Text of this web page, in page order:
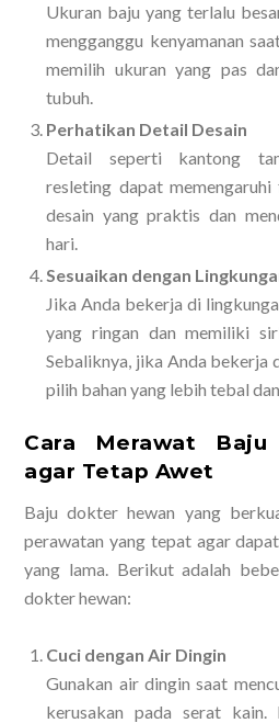
Ukuran baju yang terlalu
mengganggu kenyamanan
memilih ukuran yang pas
tubuh.
Perhatikan Detail Desain
Detail seperti kantong
resleting dapat
desain yang praktis dan
hari.
Sesuaikan dengan
Jika Anda bekerja di
yang ringan dan memiliki
Sebaliknya, jika Anda bekerja
pilih bahan yang lebih tebal
Cara Merawat
agar Tetap Awet
Baju dokter hewan yang
perawatan yang tepat agar
yang lama. Berikut adalah
dokter hewan:
Cuci dengan Air Dingin
Gunakan air dingin saat
kerusakan pada serat kain.